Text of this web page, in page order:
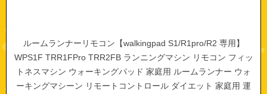
ルームランナーリモコン【walkingpad S1/R1pro/R2 専用】
WPS1F TRR1FPro TRR2FB ランニングマシン リモコン フィッ
トネスマシン ウォーキングパッド 家庭用 ルームランナー ウォ
ーキングマシーン リモートコントロール ダイエット 家庭用 運